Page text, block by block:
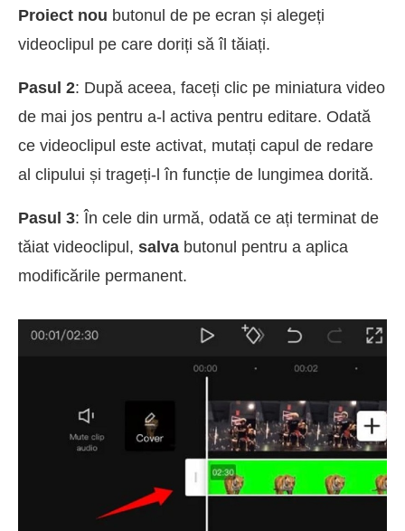
Proiect nou butonul de pe ecran și alegeți
videoclipul pe care doriți să îl tăiați.
Pasul 2: După aceea, faceți clic pe miniatura video
de mai jos pentru a-l activa pentru editare. Odată
ce videoclipul este activat, mutați capul de redare
al clipului și trageți-l în funcție de lungimea dorită.
Pasul 3: În cele din urmă, odată ce ați terminat de
tăiat videoclipul, salva butonul pentru a aplica
modificările permanent.